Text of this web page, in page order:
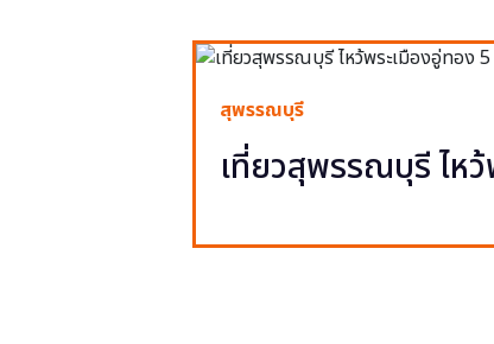
สุพรรณบุรี
เที่ยวสุพรรณบุรี ไห